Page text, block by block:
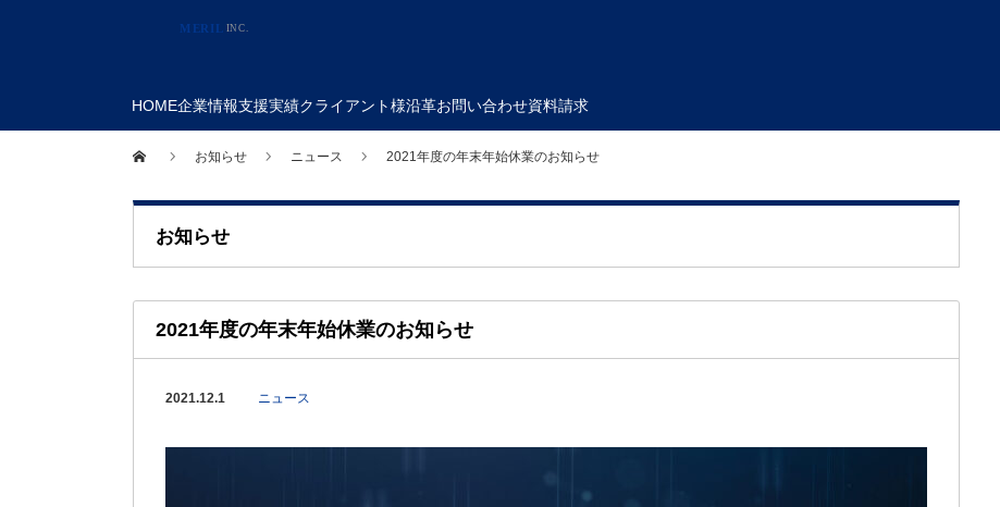
HOME企業情報支援実績クライアント様沿革お問い合わせ資料請求
お知らせ ニュース 2021年度の年末年始休業のお知らせ
お知らせ
2021年度の年末年始休業のお知らせ
2021.12.1 ニュース